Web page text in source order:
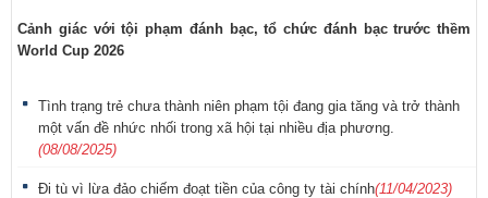
Cảnh giác với tội phạm đánh bạc, tổ chức đánh bạc trước thềm
World Cup 2026
Tình trạng trẻ chưa thành niên phạm tội đang gia tăng và trở thành
một vấn đề nhức nhối trong xã hội tại nhiều địa phương.
(08/08/2025)
Đi tù vì lừa đảo chiếm đoạt tiền của công ty tài chính(11/04/2023)